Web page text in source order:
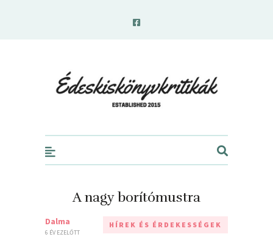
A nagy borítómustra
Dalma
6 ÉV EZELŐTT
HÍREK ÉS ÉRDEKESSÉGEK